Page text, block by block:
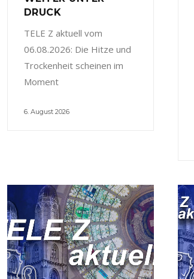
DRUCK
TELE Z aktuell vom
06.08.2026: Die Hitze und
Trockenheit scheinen im
Moment
6. August 2026